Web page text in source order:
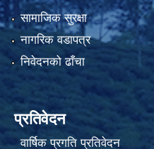
सामाजिक सुरक्षा
नागरिक वडापत्र
निवेदनको ढाँचा
प्रतिवेदन
वार्षिक प्रगति प्रतिवेदन